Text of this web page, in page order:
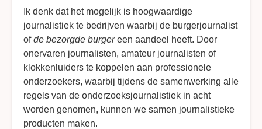
Ik denk dat het mogelijk is hoogwaardige
journalistiek te bedrijven waarbij de burgerjournalist
ofde bezorgde burgereen aandeel heeft. Door
onervaren journalisten, amateur journalisten of
klokkenluiders te koppelen aan professionele
onderzoekers, waarbij tijdens de samenwerking alle
regels van de onderzoeksjournalistiek in acht
worden genomen, kunnen we samen journalistieke
producten maken.